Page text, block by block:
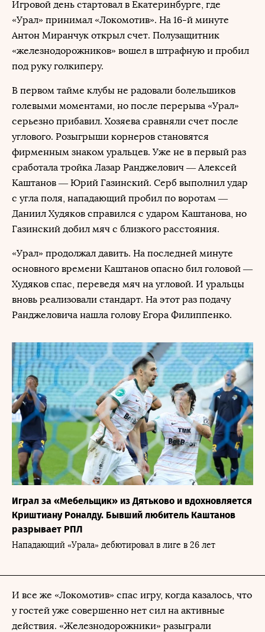
Игровой день стартовал в Екатеринбурге, где
«Урал» принимал «Локомотив». На 16-й минуте
Антон Миранчук открыл счет. Полузащитник
«железнодорожников» вошел в штрафную и пробил
под руку голкиперу.
В первом тайме клубы не радовали болельшиков
голевыми моментами, но после перерыва «Урал»
серьезно прибавил. Хозяева сравняли счет после
углового. Розыгрыши корнеров становятся
фирменным знаком уральцев. Уже не в первый раз
сработала тройка Лазар Ранджелович — Алексей
Каштанов — Юрий Газинский. Серб выполнил удар
с угла поля, нападающий пробил по воротам —
Даниил Худяков справился с ударом Каштанова, но
Газинский добил мяч с близкого расстояния.
«Урал» продолжал давить. На последней минуте
основного времени Каштанов опасно бил головой —
Худяков спас, переведя мяч на угловой. И уральцы
вновь реализовали стандарт. На этот раз подачу
Ранджеловича нашла голову Егора Филиппенко.
Играл за «Мебельщик» из Дятьково и вдохновляется
Криштиану Роналду. Бывший любитель Каштанов
разрывает РПЛ
Нападающий «Урала» дебютировал в лиге в 26 лет
И все же «Локомотив» спас игру, когда казалось, что
у гостей уже совершенно нет сил на активные
действия. «Железнодорожники» разыграли